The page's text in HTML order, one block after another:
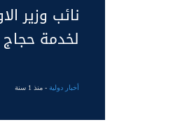
نائب وزير
لخدمة حجاج
أخبار دولية- منذ 1 سنة